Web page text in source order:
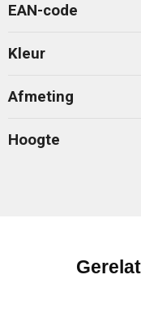
EAN-code
Kleur
Afmeting
Hoogte